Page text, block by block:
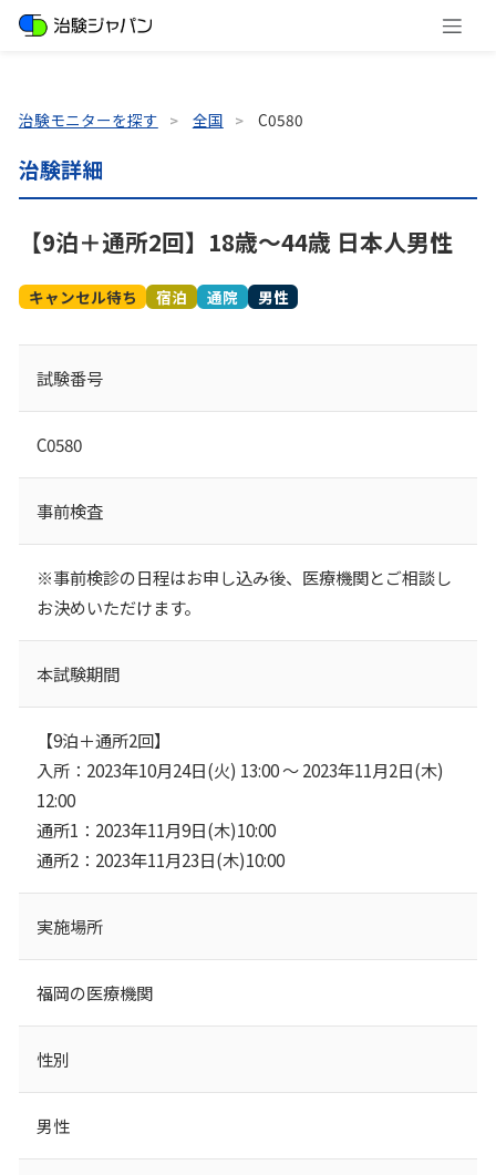
治験モニターを探す 全国 C0580
治験詳細
【9泊＋通所2回】18歳～44歳 日本人男性
キャンセル待ち 宿泊 通院 男性
試験番号
C0580
事前検査
※事前検診の日程はお申し込み後、医療機関とご相談し
お決めいただけます。
本試験期間
【9泊＋通所2回】
入所：2023年10月24日(火) 13:00 ～ 2023年11月2日(木)
12:00
通所1：2023年11月9日(木)10:00
通所2：2023年11月23日(木)10:00
実施場所
福岡の医療機関
性別
男性